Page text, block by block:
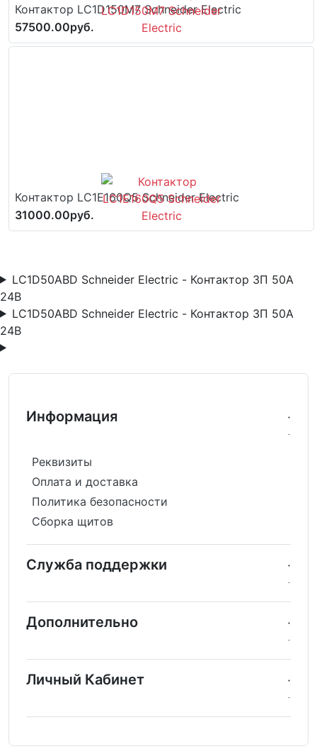
Контактор LC1D150M7 Schneider Electric
57500.00руб.
Контактор LC1E160Q5 Schneider Electric
31000.00руб.
LC1D50ABD Schneider Electric - Контактор 3П 50A
24В
LC1D50ABD Schneider Electric - Контактор 3П 50A
24В
Информация
Реквизиты
Оплата и доставка
Политика безопасности
Сборка щитов
Служба поддержки
Дополнительно
Личный Кабинет